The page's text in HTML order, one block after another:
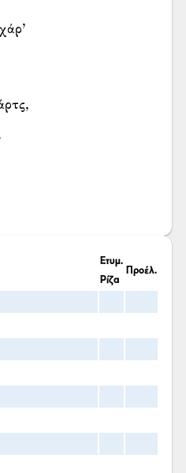
Ετυμ.
Ρίζα
Προέλ.